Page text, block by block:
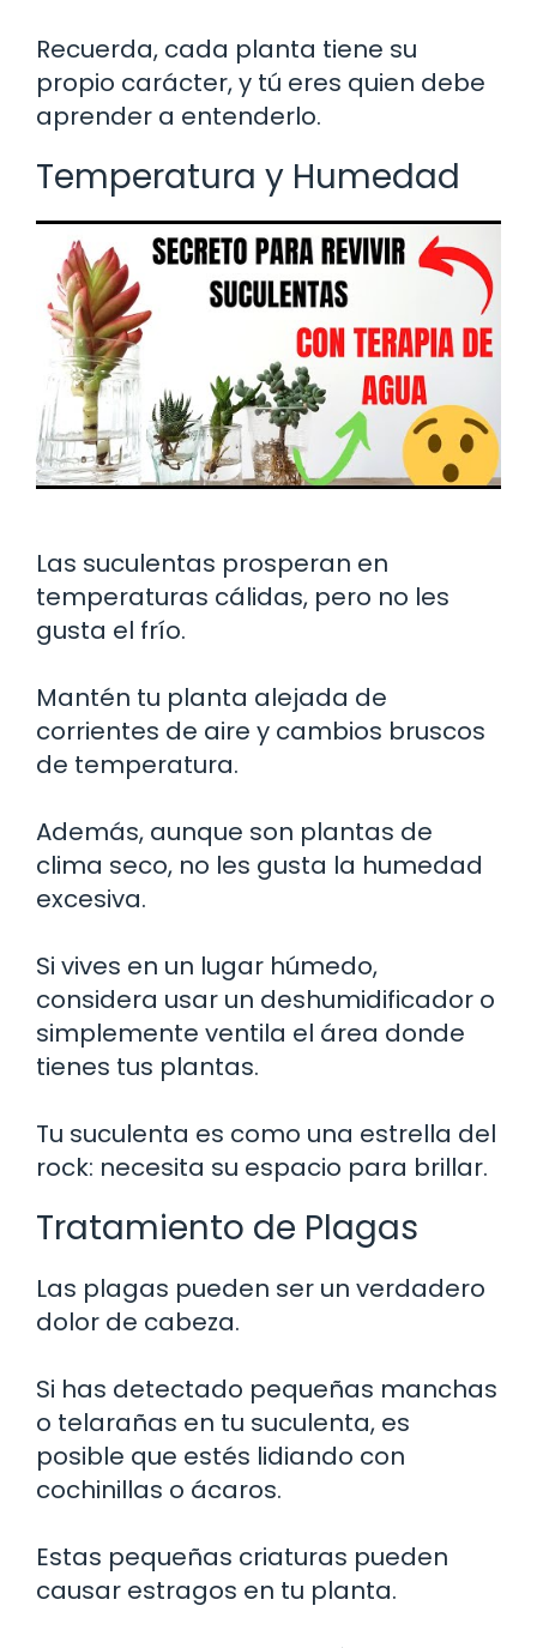
Recuerda, cada planta tiene su
propio carácter, y tú eres quien debe
aprender a entenderlo.
Temperatura y Humedad
Las suculentas prosperan en
temperaturas cálidas, pero no les
gusta el frío.
Mantén tu planta alejada de
corrientes de aire y cambios bruscos
de temperatura.
Además, aunque son plantas de
clima seco, no les gusta la humedad
excesiva.
Si vives en un lugar húmedo,
considera usar un deshumidificador o
simplemente ventila el área donde
tienes tus plantas.
Tu suculenta es como una estrella del
rock: necesita su espacio para brillar.
Tratamiento de Plagas
Las plagas pueden ser un verdadero
dolor de cabeza.
Si has detectado pequeñas manchas
o telarañas en tu suculenta, es
posible que estés lidiando con
cochinillas o ácaros.
Estas pequeñas criaturas pueden
causar estragos en tu planta.